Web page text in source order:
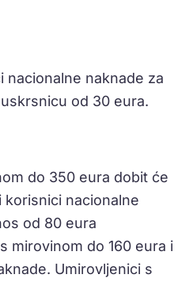
nacionalne naknade za
od 30 eura.
do 350 eura dobit će
nacionalne
od 80 eura
mirovinom do 160 eura i
Umirovljenici s